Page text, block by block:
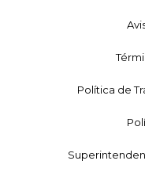
Política de